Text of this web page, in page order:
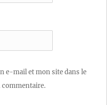
e-mail et mon site dans le